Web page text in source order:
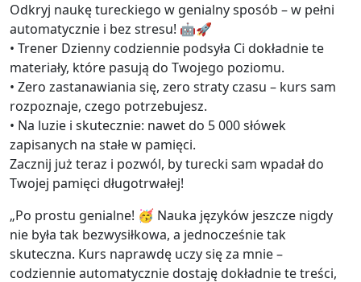
Odkryj naukę tureckiego w genialny sposób – w pełni
automatycznie i bez stresu! 🤖🚀
• Trener Dzienny codziennie podsyła Ci dokładnie te
materiały, które pasują do Twojego poziomu.
• Zero zastanawiania się, zero straty czasu – kurs sam
rozpoznaje, czego potrzebujesz.
• Na luzie i skutecznie: nawet do 5 000 słówek
zapisanych na stałe w pamięci.
Zacznij już teraz i pozwól, by turecki sam wpadał do
Twojej pamięci długotrwałej!
„Po prostu genialne! 🥳 Nauka języków jeszcze nigdy
nie była tak bezwysiłkowa, a jednocześnie tak
skuteczna. Kurs naprawdę uczy się za mnie –
codziennie automatycznie dostaję dokładnie te treści,